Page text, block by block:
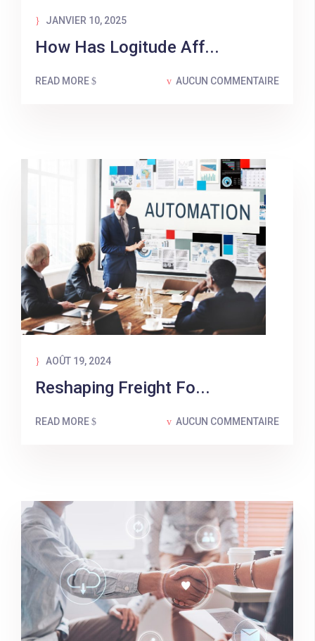
JANVIER 10, 2025
How Has Logitude Aff...
READ MORE AUCUN COMMENTAIRE
AOÛT 19, 2024
Reshaping Freight Fo...
READ MORE AUCUN COMMENTAIRE